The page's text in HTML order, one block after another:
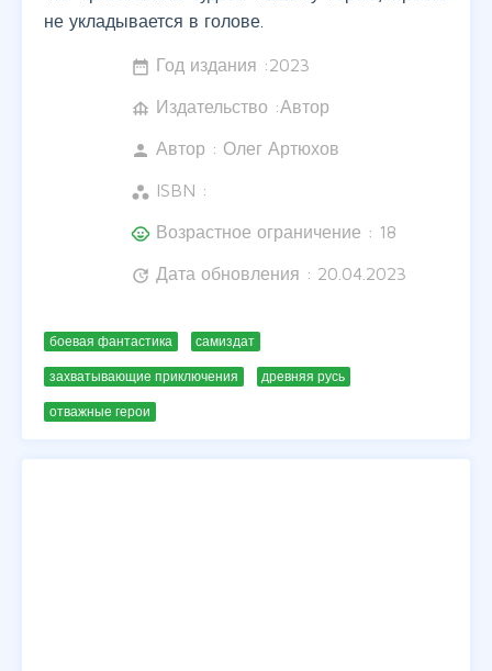
не укладывается в голове.
date_range Год издания :2023
foundation Издательство :Автор
person Автор : Олег Артюхов
workspaces ISBN :
child_care Возрастное ограничение : 18
update Дата обновления : 20.04.2023
боевая фантастика самиздат
захватывающие приключения древняя русь
отважные герои